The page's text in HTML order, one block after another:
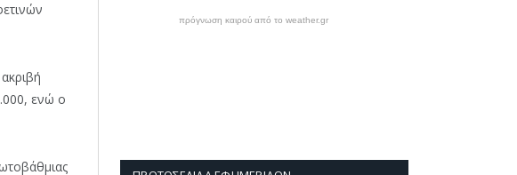
ενώ ο
πρόγνωση καιρού από το weather.gr